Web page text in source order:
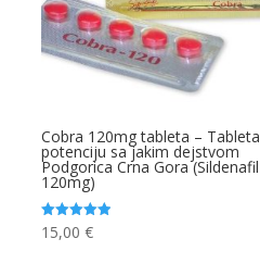
Cobra 120mg tableta –
potenciju sa jakim dejstvom
Podgorica Crna Gora (Sildenafil
120mg)
Ocjenjeno
5.00
15,00 €